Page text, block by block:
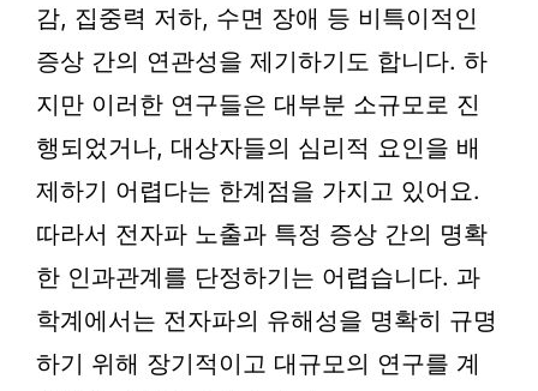
감, 집중력 저하, 수면 장애 등 비특이적인
증상 간의 연관성을 제기하기도 합니다. 하
지만 이러한 연구들은 대부분 소규모로 진
행되었거나, 대상자들의 심리적 요인을 배
제하기 어렵다는 한계점을 가지고 있어요.
따라서 전자파 노출과 특정 증상 간의 명확
한 인과관계를 단정하기는 어렵습니다. 과
학계에서는 전자파의 유해성을 명확히 규명
하기 위해 장기적이고 대규모의 연구를 계